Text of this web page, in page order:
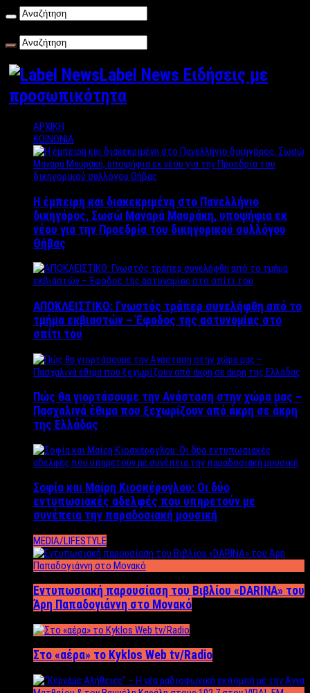
Label News Ειδήσεις με
προσωπικότητα
ΑΡΧΙΚΗ
ΚΟΙΝΩΝΙΑ
Η έμπειρη και διακεκριμένη στο Πανελλήνιο
δικηγόρος, Σωσώ Μαναρά Μαυράκη, υποψήφια εκ
νέου για την Προεδρία του δικηγορικού συλλόγου
Θήβας
ΑΠΟΚΛΕΙΣΤΙΚΟ: Γνωστός τράπερ συνελήφθη από το
τμήμα εκβιαστών – Έφοδος της αστυνομίας στο
σπίτι του
Πώς θα γιορτάσουμε την Ανάσταση στην χώρα μας –
Πασχαλινά έθιμα που ξεχωρίζουν από άκρη σε άκρη
της Ελλάδας
Σοφία και Μαίρη Κιοσκέρογλου: Οι δύο
εντυπωσιακές αδελφές που υπηρετούν με
συνέπεια την παραδοσιακή μουσική
MEDIA/LIFESTYLE
Εντυπωσιακή παρουσίαση του Βιβλίου «DARINA» του
Άρη Παπαδογιάννη στο Μονακό
Στο «αέρα» το Kyklos Web tv/Radio